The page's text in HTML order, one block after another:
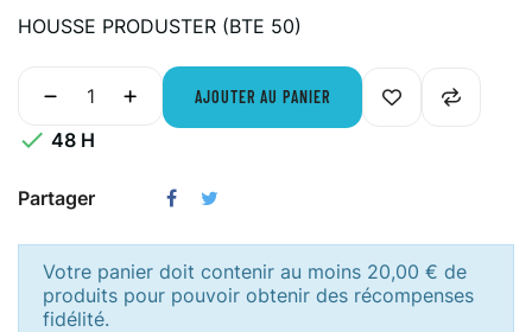
HOUSSE PRODUSTER (BTE 50)
AJOUTER AU PANIER
 48 H
Partager
Votre panier doit contenir au moins 20,00 € de
produits pour pouvoir obtenir des récompenses
fidélité.